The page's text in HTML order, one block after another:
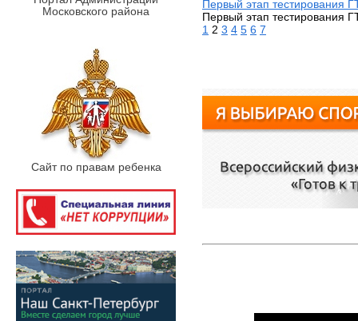
Московского района
Сайт по правам ребенка
Первый этап тестирования
Первый этап тестирования
1 2 3 4 5 6 7